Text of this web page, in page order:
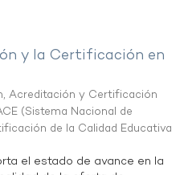
y la Certificación en
Acreditación y Certificación
(Sistema Nacional de
de la Calidad Educativa
el estado de avance en la